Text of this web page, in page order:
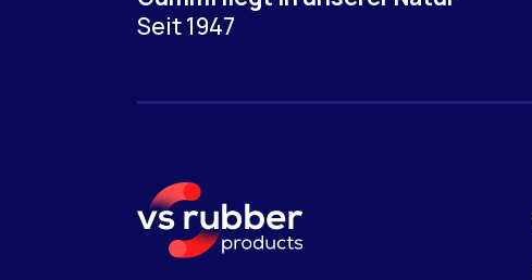
Seit 1947